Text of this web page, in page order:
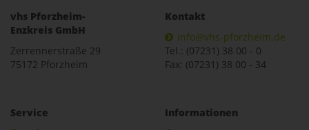
vhs Pforzheim-
Enzkreis GmbH
Zerrennerstraße 29
75172 Pforzheim
Kontakt
info@vhs-pforzheim.de
Tel.: (07231) 38 00 - 0
Fax: (07231) 38 00 - 34
Service
Informationen